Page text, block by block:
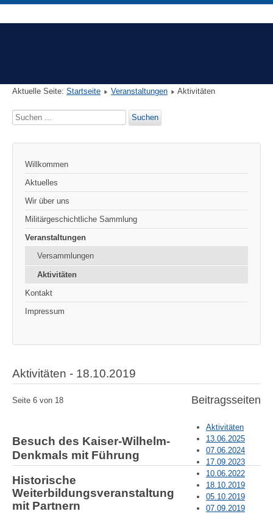
Aktuelle Seite: Startseite Veranstaltungen Aktivitäten
Suchen
Suchen
Willkommen
Aktuelles
Wir über uns
Militärgeschichtliche Sammlung
Veranstaltungen
Versammlungen
Aktivitäten
Kontakt
Impressum
Aktivitäten - 18.10.2019
Beitragsseiten
Aktivitäten
13.06.2025
07.06.2024
17.09.2023
10.06.2022
18.10.2019
05.10.2019
07.09.2019
Seite 6 von 18
Besuch des Kaiser-Wilhelm-
Denkmals mit Führung
Historische
Weiterbildungsveranstaltung
mit Partnern